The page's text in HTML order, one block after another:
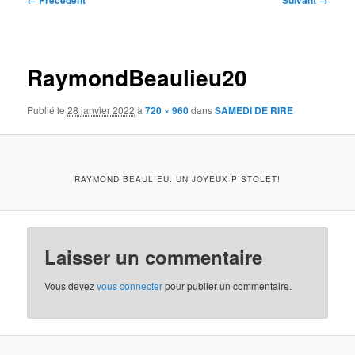
RaymondBeaulieu20
Publié le28 janvier 2022 à720 × 960dansSAMEDI DE RIRE
RAYMOND BEAULIEU: UN JOYEUX PISTOLET!
Laisser un commentaire
Vous devezvous connecterpour publier un commentaire.